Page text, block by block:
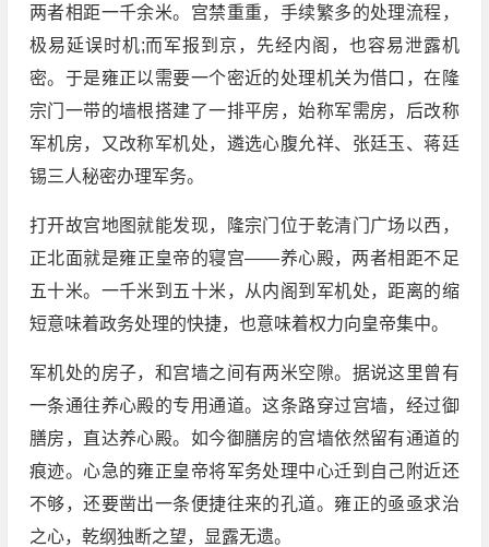
两者相距一千余米。宫禁重重，手续繁多的处理流程，
极易延误时机;而军报到京，先经内阁，也容易泄露机
密。于是雍正以需要一个密近的处理机关为借口，在隆
宗门一带的墙根搭建了一排平房，始称军需房，后改称
军机房，又改称军机处，遴选心腹允祥、张廷玉、蒋廷
锡三人秘密办理军务。
打开故宫地图就能发现，隆宗门位于乾清门广场以西，
正北面就是雍正皇帝的寝宫——养心殿，两者相距不足
五十米。一千米到五十米，从内阁到军机处，距离的缩
短意味着政务处理的快捷，也意味着权力向皇帝集中。
军机处的房子，和宫墙之间有两米空隙。据说这里曾有
一条通往养心殿的专用通道。这条路穿过宫墙，经过御
膳房，直达养心殿。如今御膳房的宫墙依然留有通道的
痕迹。心急的雍正皇帝将军务处理中心迁到自己附近还
不够，还要凿出一条便捷往来的孔道。雍正的亟亟求治
之心，乾纲独断之望，显露无遗。